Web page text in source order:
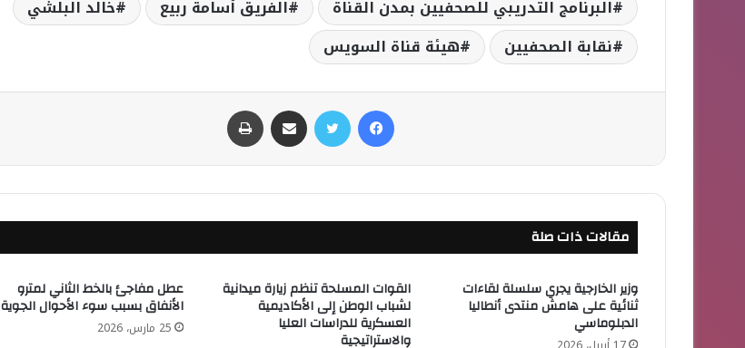
البرنامج التدريبي للصحفيين بمدن القناة الفريق أسامة ربيع
خالد البلشي
نقابة الصحفيين
هيئة قناة السويس
مقالات ذات صلة
وزير الخارجية يجري سلسلة لقاءات
ثنائية على هامش منتدى أنطاليا
الدبلوماسي
القوات المسلحة تنظم زيارة ميدانية
لشباب الوطن إلى الأكاديمية
العسكرية للدراسات العليا
والاستراتيجية
عطل مفاجئ بالخط الثاني لمترو
الأنفاق بسبب سوء الأحوال الجوية
25 مارس، 2026